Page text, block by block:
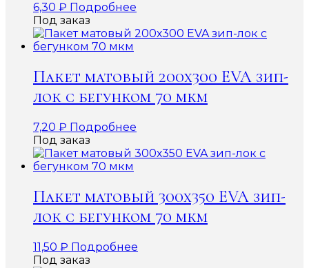
6,30 ₽ Подробнее
Под заказ
Пакет матовый 200х300 EVA зип-
лок с бегунком 70 мкм
7,20 ₽ Подробнее
Под заказ
Пакет матовый 300х350 EVA зип-
лок с бегунком 70 мкм
11,50 ₽ Подробнее
Под заказ